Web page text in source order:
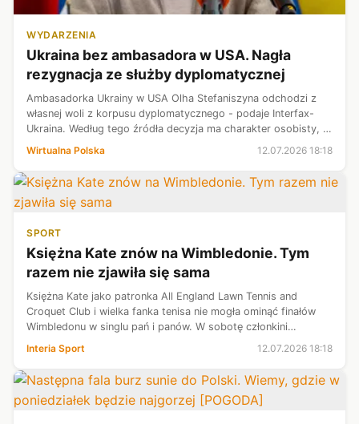
WYDARZENIA
Ukraina bez ambasadora w USA. Nagła
rezygnacja ze służby dyplomatycznej
Ambasadorka Ukrainy w USA Olha Stefaniszyna odchodzi z
własnej woli z korpusu dyplomatycznego - podaje Interfax-
Ukraina. Według tego źródła decyzja ma charakter osobisty, a
prezydent ma wysoko oceniać jej pracę.
Wirtualna Polska 12.07.2026 18:18
SPORT
Księżna Kate znów na Wimbledonie. Tym
razem nie zjawiła się sama
Księżna Kate jako patronka All England Lawn Tennis and
Croquet Club i wielka fanka tenisa nie mogła ominąć finałów
Wimbledonu w singlu pań i panów. W sobotę członkini
brytyjskiej rodziny królewskiej zasiadła w Loży Królewskiej u
boku legendarnej Mart...
Interia Sport 12.07.2026 18:18